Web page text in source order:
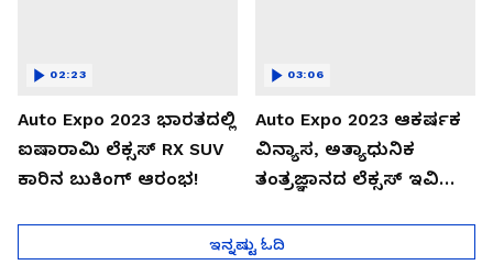
Auto Expo 2023 ಭಾರತದಲ್ಲಿ
ಐಷಾರಾಮಿ ಲೆಕ್ಸಸ್ RX SUV
ಕಾರಿನ ಬುಕಿಂಗ್ ಆರಂಭ!
02:23
Auto Expo 2023 ಆಕರ್ಷಕ
ವಿನ್ಯಾಸ, ಅತ್ಯಾಧುನಿಕ
ತಂತ್ರಜ್ಞಾನದ ಲೆಕ್ಸಸ್ ಇವಿ
03:06
ಇನ್ನಷ್ಟು ಓದಿ